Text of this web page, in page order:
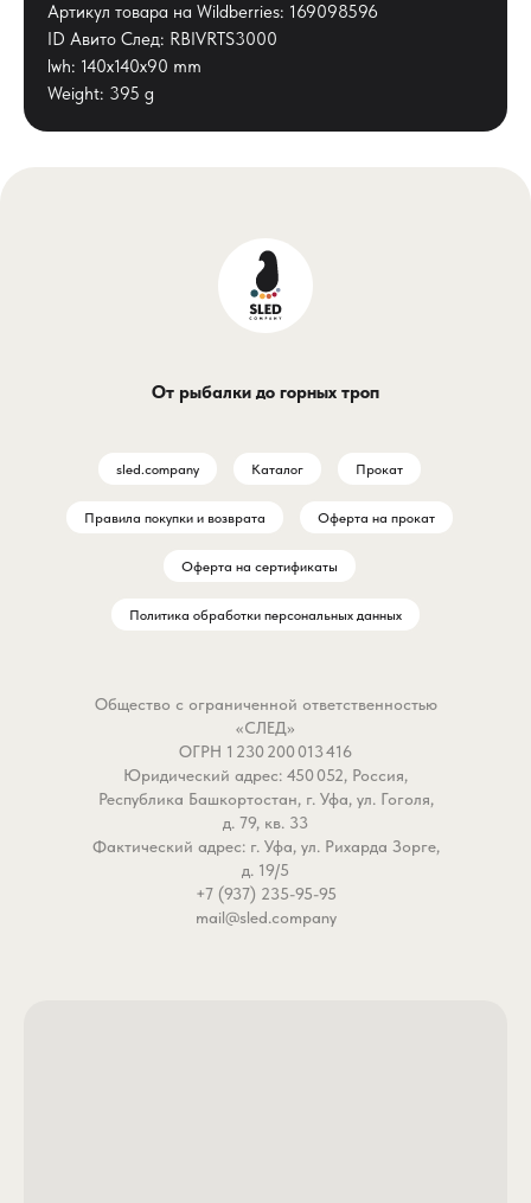
Артикул товара на Wildberries: 169098596
ID Авито След: RBIVRTS3000
lwh: 140x140x90 mm
Weight: 395 g
От рыбалки до горных троп
sled.company Каталог Прокат
Правила покупки и возврата Оферта на прокат
Оферта на сертификаты
Политика обработки персональных данных
Общество с ограниченной ответственностью
«СЛЕД»
ОГРН 1 230 200 013 416
Юридический адрес: 450 052, Россия,
Республика Башкортостан, г. Уфа, ул. Гоголя,
д. 79, кв. 33
Фактический адрес: г. Уфа, ул. Рихарда Зорге,
д. 19/5
+7 (937) 235-95-95
mail@sled.company